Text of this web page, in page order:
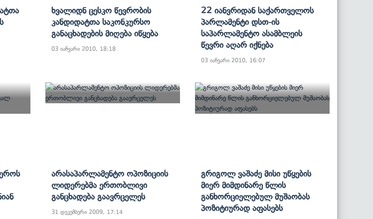
Ხვალიდნ Ცესკო Წევრობის
Კანდიდატთა Საკონკურსო
Განაცხადების Მიღება Იწყება
03 იანვარი 2010, 18:18
22 Იანვრიდან Საქართველოს
Პარლამენტი Დსთ-Ის
Საპარლამენტო Ასამბლეის
Წევრი Აღარ Იქნება
03 იანვარი 2010, 16:07
Არასაპარლამენტო Ოპოზიციის
Ლიდერებმა Ერთობლივი
Განცხადება Გაავრცელეს
31 დეკემბერი 2009, 17:14
Გრიგოლ Ვაშაძე Მისი Უწყების
Მიერ Მიმდინარე Წლის
Განხორციელებულ Მუშაობას
Პოზიტიურად Აფასებს